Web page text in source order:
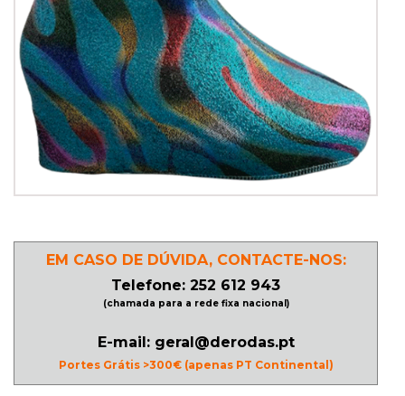
PROMOÇÕES
LINHA
/
ROLLER
DERBY
EM CASO DE DÚVIDA, CONTACTE-NOS:
Telefone: 252 612 943
(chamada para a rede fixa nacional)
E-mail: geral@derodas.pt
Portes Grátis >300€ (apenas PT Continental)